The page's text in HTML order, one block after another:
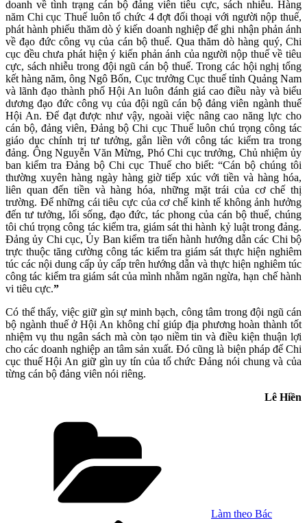
doanh về tình trạng cán bộ đảng viên tiêu cực, sách nhiễu. Hàng
năm Chi cục Thuế luôn tổ chức 4 đợt đối thoại với người nộp thuế,
phát hành phiếu thăm dò ý kiến doanh nghiệp để ghi nhận phản ánh
về đạo đức công vụ của cán bộ thuế. Qua thăm dò hàng quý, Chi
cục đều chưa phát hiện ý kiến phản ánh của người nộp thuế về tiêu
cực, sách nhiễu trong đội ngũ cán bộ thuế. Trong các hội nghị tổng
kết hàng năm, ông Ngô Bốn, Cục trưởng Cục thuế tỉnh Quảng Nam
và lãnh đạo thành phố Hội An luôn đánh giá cao điều này và biểu
dương đạo đức công vụ của đội ngũ cán bộ đảng viên ngành thuế
Hội An. Để đạt được như vậy, ngoài việc nâng cao năng lực cho
cán bộ, đảng viên, Đảng bộ Chi cục Thuế luôn chú trọng công tác
giáo dục chính trị tư tưởng, gắn liền với công tác kiểm tra trong
đảng. Ông Nguyễn Văn Mừng, Phó Chi cục trưởng, Chủ nhiệm ủy
ban kiểm tra Đảng bộ Chi cục Thuế cho biết: “Cán bộ chúng tôi
thường xuyên hàng ngày hàng giờ tiếp xúc với tiền và hàng hóa,
liên quan đến tiền và hàng hóa, những mặt trái của cơ chế thị
trường. Để những cái tiêu cực của cơ chế kinh tế không ảnh hưởng
đến tư tưởng, lối sống, đạo đức, tác phong của cán bộ thuế, chúng
tôi chú trọng công tác kiểm tra, giám sát thi hành kỷ luật trong đảng.
Đảng ủy Chi cục, Ủy Ban kiểm tra tiến hành hướng dẫn các Chi bộ
trực thuộc tăng cường công tác kiểm tra giám sát thực hiện nghiêm
túc các nội dung cấp ủy cấp trên hướng dẫn và thực hiện nghiêm túc
công tác kiểm tra giám sát của mình nhằm ngăn ngừa, hạn chế hành
vi tiêu cực.”
Có thể thấy, việc giữ gìn sự minh bạch, công tâm trong đội ngũ cán
bộ ngành thuế ở Hội An không chỉ giúp địa phương hoàn thành tốt
nhiệm vụ thu ngân sách mà còn tạo niềm tin và điều kiện thuận lợi
cho các doanh nghiệp an tâm sản xuất. Đó cũng là biện pháp để Chi
cục thuế Hội An giữ gìn uy tín của tổ chức Đảng nói chung và của
từng cán bộ đảng viên nói riêng.
Lê Hiền
Làm theo Bác